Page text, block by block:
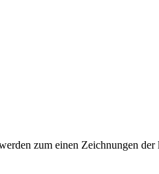
zum einen Zeichnungen der